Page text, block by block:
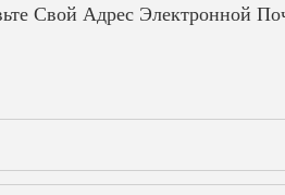
Свой Адрес Электронной